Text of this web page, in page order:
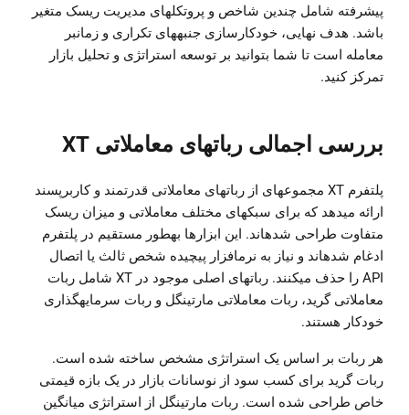
پیشرفته شامل چندین شاخص و پروتکلهای مدیریت ریسک متغیر
باشد. هدف نهایی، خودکارسازی جنبههای تکراری و زمانبر
معامله است تا شما بتوانید بر توسعه استراتژی و تحلیل بازار
تمرکز کنید.
بررسی اجمالی رباتهای معاملاتی XT
پلتفرم XT مجموعهای از رباتهای معاملاتی قدرتمند و کاربرپسند
ارائه میدهد که برای سبکهای مختلف معاملاتی و میزان ریسک
متفاوت طراحی شدهاند. این ابزارها بهطور مستقیم در پلتفرم
ادغام شدهاند و نیاز به نرمافزار پیچیده شخص ثالث یا اتصال
API را حذف میکنند. رباتهای اصلی موجود در XT شامل ربات
معاملاتی گرید، ربات معاملاتی مارتینگل و ربات سرمایهگذاری
خودکار هستند.
هر ربات بر اساس یک استراتژی مشخص ساخته شده است.
ربات گرید برای کسب سود از نوسانات بازار در یک بازه قیمتی
خاص طراحی شده است. ربات مارتینگل از استراتژی میانگین